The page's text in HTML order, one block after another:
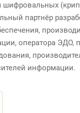
шифровальных
партнёр
оператора ЭДО,
информации.